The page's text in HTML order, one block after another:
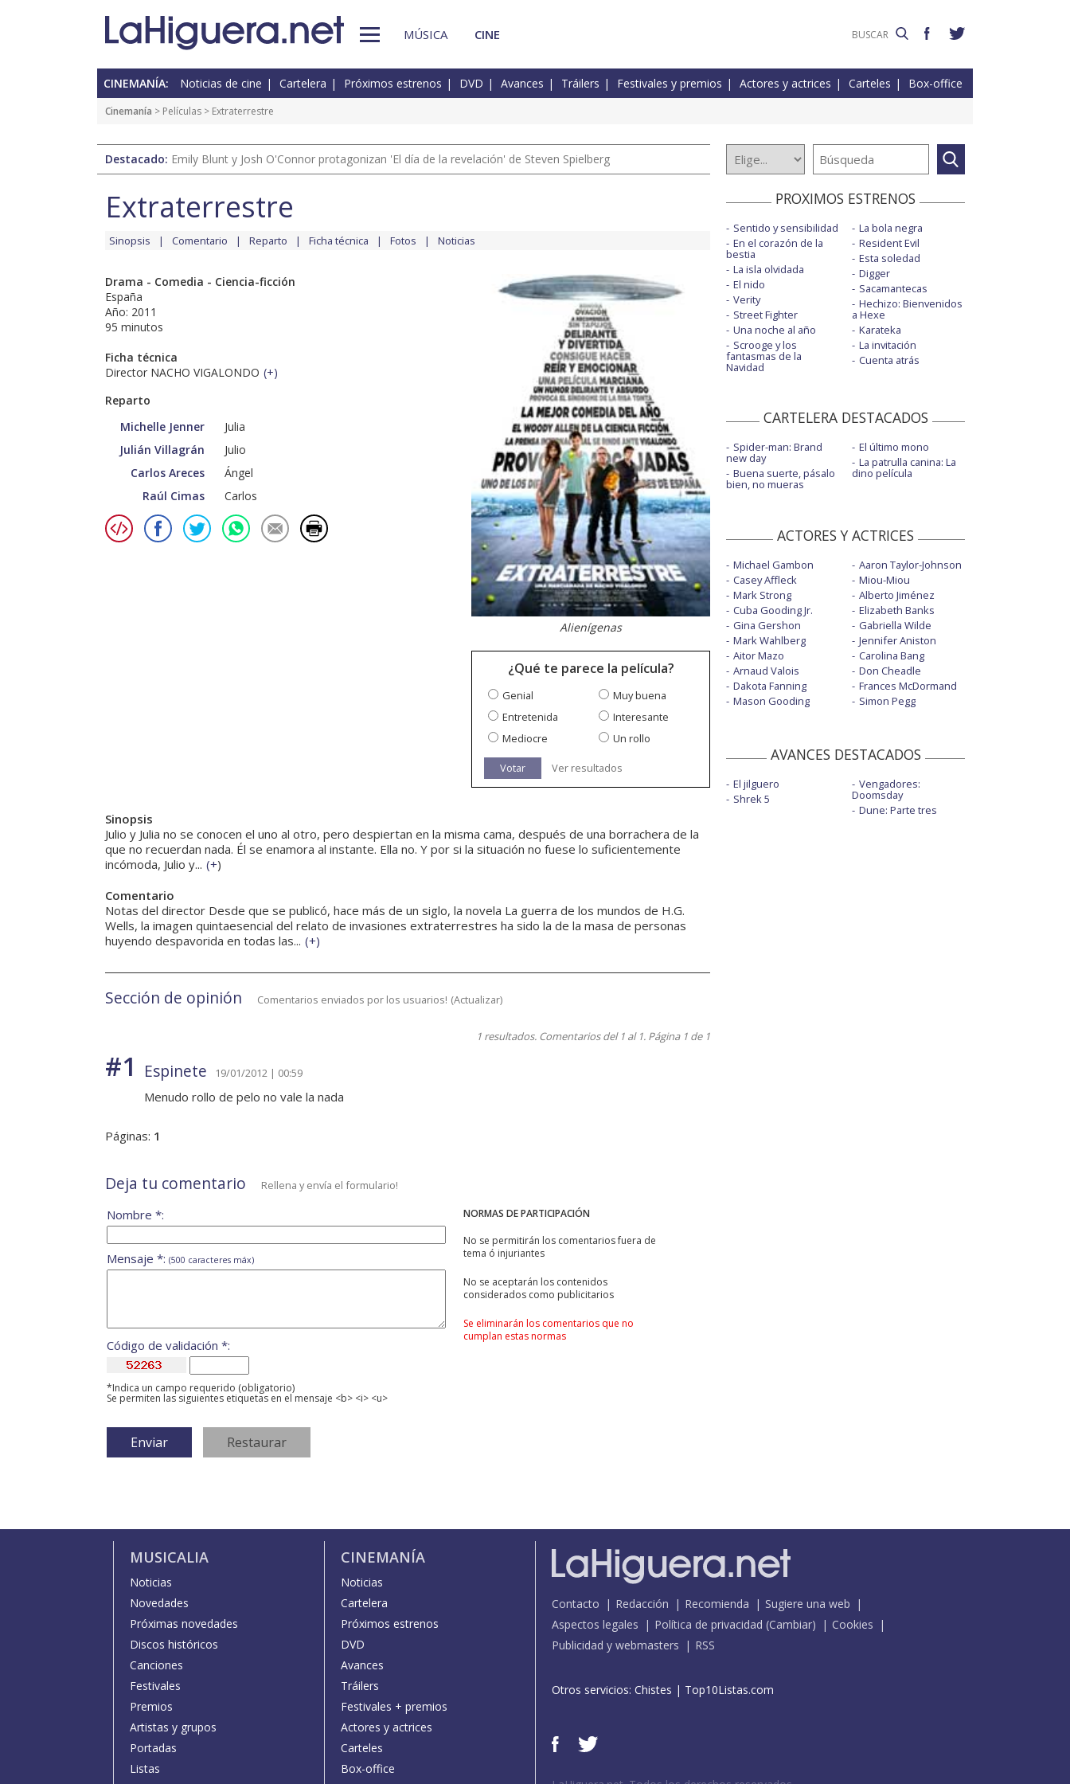
MÚSICA CINE
CINEMANÍA: Noticias de cine Cartelera Próximos estrenos DVD Avances Tráilers Festivales y premios Actores y actrices Carteles Box-office
Cinemanía > Películas > Extraterrestre
Destacado: Emily Blunt y Josh O'Connor protagonizan 'El día de la revelación' de Steven Spielberg
Extraterrestre
Sinopsis Comentario Reparto Ficha técnica Fotos Noticias
Drama - Comedia - Ciencia-ficción
España
Año: 2011
95 minutos
Ficha técnica
Director NACHO VIGALONDO (+)
Reparto
Michelle Jenner
Julia
Julián Villagrán
Julio
Carlos Areces
Ángel
Raúl Cimas
Carlos
Alienígenas
¿Qué te parece la película?
Genial
Muy buena
Entretenida
Interesante
Mediocre
Un rollo
Votar Ver resultados
Sinopsis
Julio y Julia no se conocen el uno al otro, pero despiertan en la misma cama, después de una borrachera de la
que no recuerdan nada. Él se enamora al instante. Ella no. Y por si la situación no fuese lo suficientemente
incómoda, Julio y... (+)
Comentario
Notas del director Desde que se publicó, hace más de un siglo, la novela La guerra de los mundos de H.G.
Wells, la imagen quintaesencial del relato de invasiones extraterrestres ha sido la de la masa de personas
huyendo despavorida en todas las... (+)
Sección de opinión Comentarios enviados por los usuarios! (Actualizar)
1 resultados. Comentarios del 1 al 1. Página 1 de 1
#1 Espinete 19/01/2012 | 00:59
Menudo rollo de pelo no vale la nada
Páginas: 1
Deja tu comentario Rellena y envía el formulario!
NORMAS DE PARTICIPACIÓN
No se permitirán los comentarios fuera de
tema ó injuriantes
No se aceptarán los contenidos
considerados como publicitarios
Se eliminarán los comentarios que no
cumplan estas normas
Nombre *:
Mensaje *: (500 caracteres máx)
Código de validación *:
*Indica un campo requerido (obligatorio)
Se permiten las siguientes etiquetas en el mensaje <b> <i> <u>
PROXIMOS ESTRENOS
Sentido y sensibilidad
En el corazón de la
bestia
La isla olvidada
El nido
Verity
Street Fighter
Una noche al año
Scrooge y los
fantasmas de la
Navidad
La bola negra
Resident Evil
Esta soledad
Digger
Sacamantecas
Hechizo: Bienvenidos
a Hexe
Karateka
La invitación
Cuenta atrás
CARTELERA DESTACADOS
Spider-man: Brand
new day
Buena suerte, pásalo
bien, no mueras
El último mono
La patrulla canina: La
dino película
ACTORES Y ACTRICES
Michael Gambon
Casey Affleck
Mark Strong
Cuba Gooding Jr.
Gina Gershon
Mark Wahlberg
Aitor Mazo
Arnaud Valois
Dakota Fanning
Mason Gooding
Aaron Taylor-Johnson
Miou-Miou
Alberto Jiménez
Elizabeth Banks
Gabriella Wilde
Jennifer Aniston
Carolina Bang
Don Cheadle
Frances McDormand
Simon Pegg
AVANCES DESTACADOS
El jilguero
Shrek 5
Vengadores:
Doomsday
Dune: Parte tres
MUSICALIA
Noticias
Novedades
Próximas novedades
Discos históricos
Canciones
Festivales
Premios
Artistas y grupos
Portadas
Listas
CINEMANÍA
Noticias
Cartelera
Próximos estrenos
DVD
Avances
Tráilers
Festivales + premios
Actores y actrices
Carteles
Box-office
Contacto Redacción Recomienda
Sugiere una web
Aspectos legales
Política de privacidad (Cambiar)
Cookies
Publicidad y webmasters
RSS
Otros servicios: Chistes | Top10Listas.com